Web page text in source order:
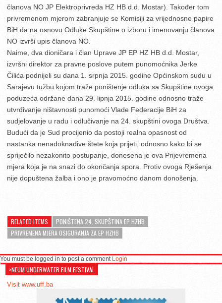
članova NO JP Elektroprivreda HZ HB d.d. Mostar). Također tom
privremenom mjerom zabranjuje se Komisiji za vrijednosne papire
BiH da na osnovu Odluke Skupštine o izboru i imenovanju članova
NO izvrši upis članova NO.
Naime, dva dioničara i član Uprave JP EP HZ HB d.d. Mostar,
izvršni direktor za pravne poslove putem punomoćnika Jerke
Čilića podnijeli su dana 1. srpnja 2015. godine Općinskom sudu u
Sarajevu tužbu kojom traže poništenje odluka sa Skupštine ovoga
poduzeća održane dana 29. lipnja 2015. godine odnosno traže
utvrđivanje ništavnosti punomoći Vlade Federacije BiH za
sudjelovanje u radu i odlučivanje na 24. skupštini ovoga Društva.
Budući da je Sud procijenio da postoji realna opasnost od
nastanka nenadoknadive štete koja prijeti, odnosno kako bi se
spriječilo nezakonito postupanje, donesena je ova Prijevremena
mjera koja je na snazi do okončanja spora. Protiv ovoga Rješenja
nije dopuštena žalba i ono je pravomoćno danom donošenja.
RELATED ITEMS
PONIŠTENA 24. SKUPŠTINA EP HZHB
PRIVREMENA MJERA OSIGURANJA ZA EP HZHB
You must be logged in to post a comment Login
>NEUM UNDERWATER FILM FESTIVAL
Visit www.uff.ba